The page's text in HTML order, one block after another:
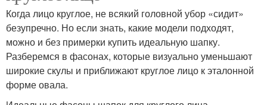
Когда лицо круглое, не всякий головной убор «сидит»
безупречно. Но если знать, какие модели подходят,
можно и без примерки купить идеальную шапку.
Разберемся в фасонах, которые визуально уменьшают
широкие скулы и приближают круглое лицо к эталонной
форме овала.